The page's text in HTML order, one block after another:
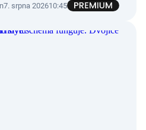
7. srpna 202610:45